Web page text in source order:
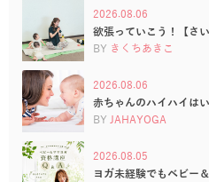
2026.08.06
欲張っていこう！【さ
BY きくちあきこ
2026.08.06
赤ちゃんのハイハイは
BY JAHAYOGA
2026.08.05
ヨガ未経験でもベビー